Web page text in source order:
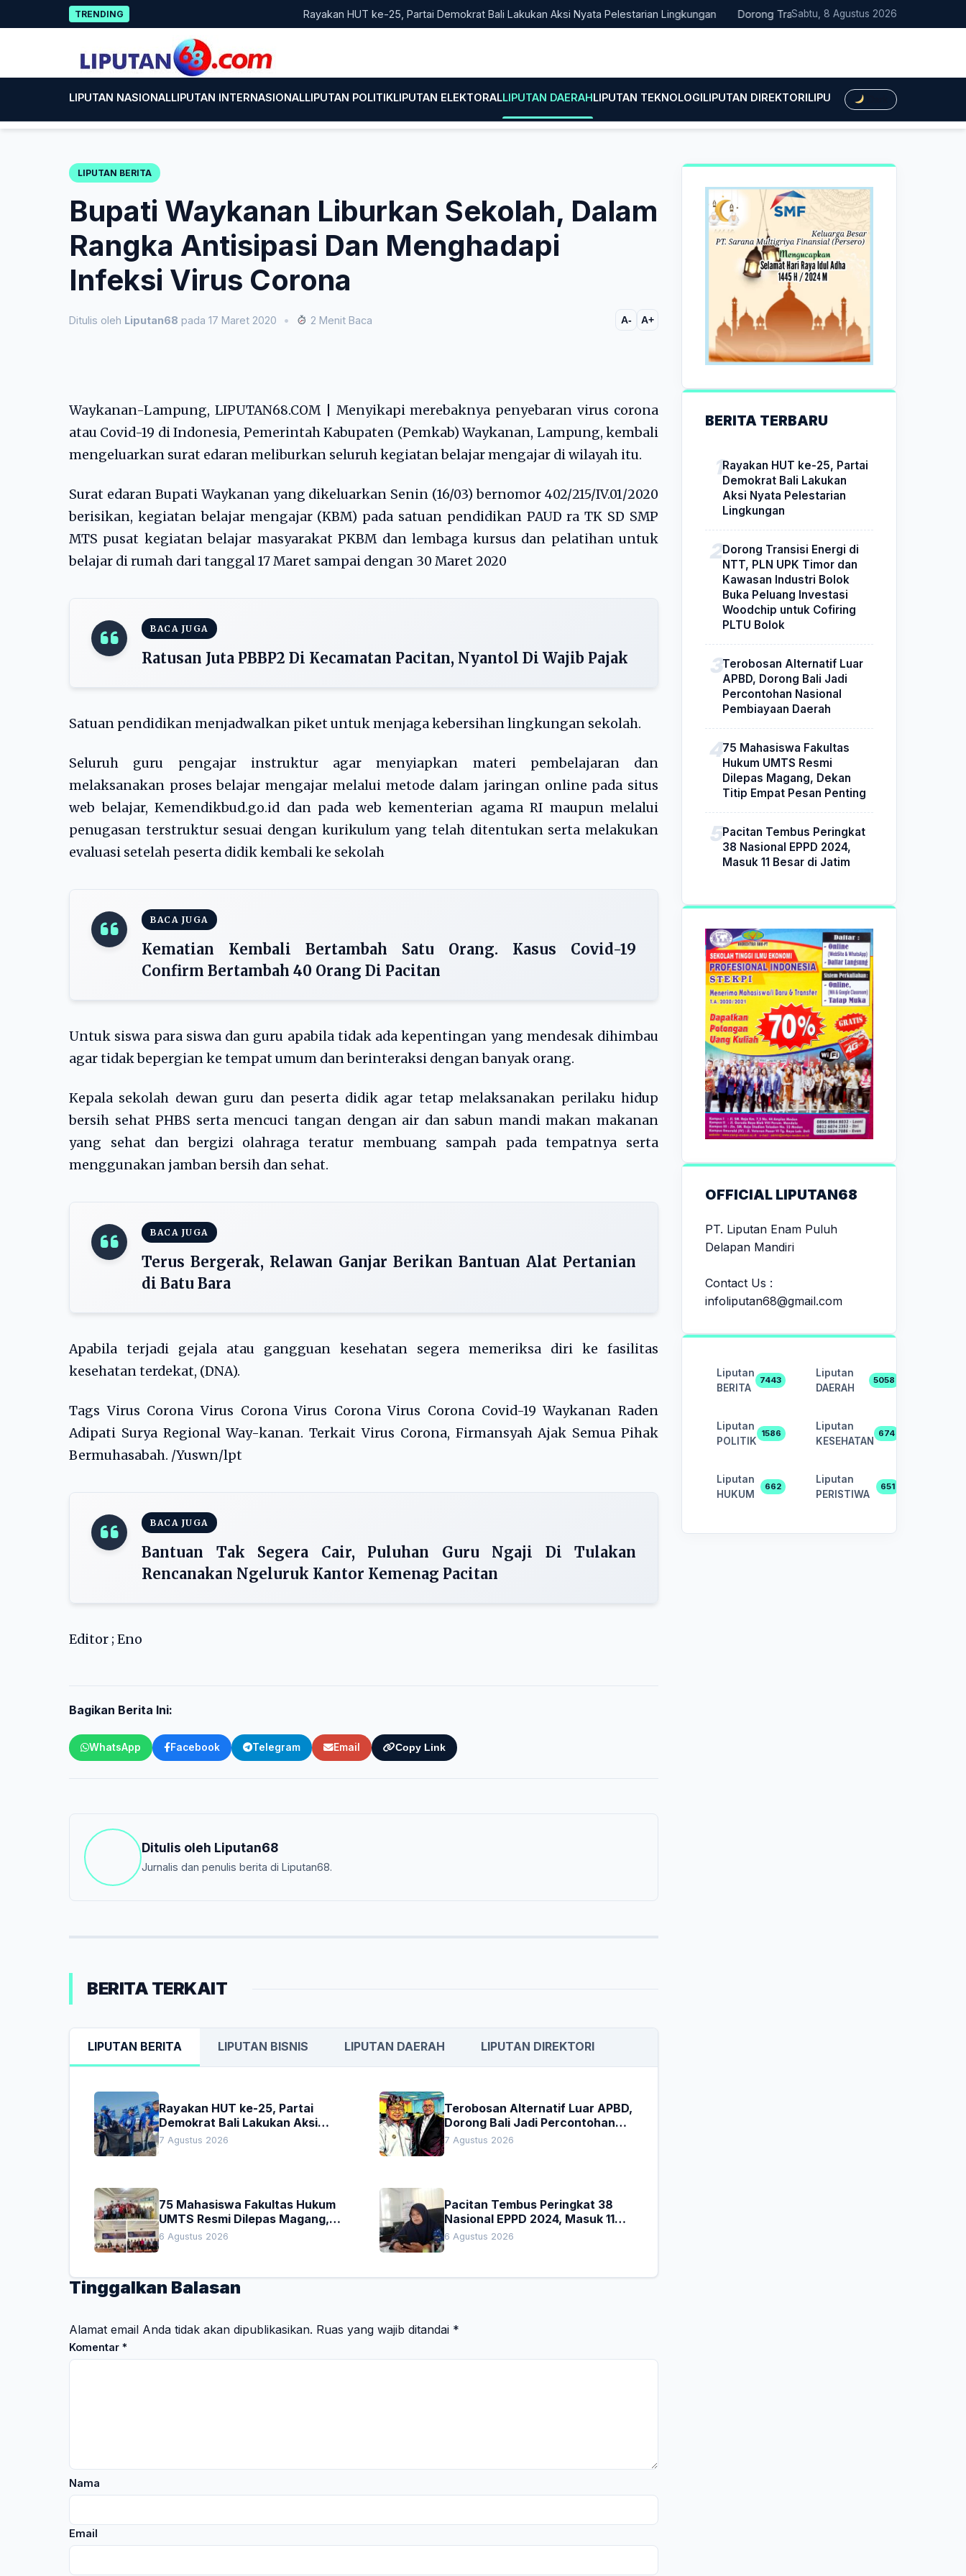
to
TRENDING Rayakan HUT ke-25, Partai Demokrat Bali Lakukan Aksi Nyata Pelestarian Lingkungan Dorong Transisi Energi di NTT, PLN UPK Timor dan
Sabtu, 8 Agustus 2026
LIPUTAN NASIONALLIPUTAN INTERNASIONALLIPUTAN POLITIKLIPUTAN ELEKTORALLIPUTAN DAERAHLIPUTAN TEKNOLOGILIPUTAN DIREKTORILIPUTAN HUKUMLIPUTAN
LIPUTAN BERITA
Bupati Waykanan Liburkan Sekolah, Dalam
Rangka Antisipasi Dan Menghadapi
Infeksi Virus Corona
Ditulis oleh Liputan68 pada 17 Maret 2020 • 2 Menit Baca A- A+
Waykanan-Lampung, LIPUTAN68.COM | Menyikapi merebaknya penyebaran virus corona
atau Covid-19 di Indonesia, Pemerintah Kabupaten (Pemkab) Waykanan, Lampung, kembali
mengeluarkan surat edaran meliburkan seluruh kegiatan belajar mengajar di wilayah itu.
Surat edaran Bupati Waykanan yang dikeluarkan Senin (16/03) bernomor 402/215/IV.01/2020
berisikan, kegiatan belajar mengajar (KBM) pada satuan pendidikan PAUD ra TK SD SMP
MTS pusat kegiatan belajar masyarakat PKBM dan lembaga kursus dan pelatihan untuk
belajar di rumah dari tanggal 17 Maret sampai dengan 30 Maret 2020
BACA JUGA
Ratusan Juta PBBP2 Di Kecamatan Pacitan, Nyantol Di Wajib Pajak
Satuan pendidikan menjadwalkan piket untuk menjaga kebersihan lingkungan sekolah.
Seluruh guru pengajar instruktur agar menyiapkan materi pembelajaran dan
melaksanakan proses belajar mengajar melalui metode dalam jaringan online pada situs
web belajar, Kemendikbud.go.id dan pada web kementerian agama RI maupun melalui
penugasan terstruktur sesuai dengan kurikulum yang telah ditentukan serta melakukan
evaluasi setelah peserta didik kembali ke sekolah
BACA JUGA
Kematian Kembali Bertambah Satu Orang. Kasus Covid-19
Confirm Bertambah 40 Orang Di Pacitan
Untuk siswa para siswa dan guru apabila tidak ada kepentingan yang mendesak dihimbau
agar tidak bepergian ke tempat umum dan berinteraksi dengan banyak orang.
Kepala sekolah dewan guru dan peserta didik agar tetap melaksanakan perilaku hidup
bersih sehat PHBS serta mencuci tangan dengan air dan sabun mandi makan makanan
yang sehat dan bergizi olahraga teratur membuang sampah pada tempatnya serta
menggunakan jamban bersih dan sehat.
BACA JUGA
Terus Bergerak, Relawan Ganjar Berikan Bantuan Alat Pertanian
di Batu Bara
Apabila terjadi gejala atau gangguan kesehatan segera memeriksa diri ke fasilitas
kesehatan terdekat, (DNA).
Tags Virus Corona Virus Corona Virus Corona Virus Corona Covid-19 Waykanan Raden
Adipati Surya Regional Way-kanan. Terkait Virus Corona, Firmansyah Ajak Semua Pihak
Bermuhasabah. /Yuswn/lpt
BACA JUGA
Bantuan Tak Segera Cair, Puluhan Guru Ngaji Di Tulakan
Rencanakan Ngeluruk Kantor Kemenag Pacitan
Editor ; Eno
Bagikan Berita Ini:
WhatsApp Facebook Telegram Email Copy Link
Ditulis oleh Liputan68
Jurnalis dan penulis berita di Liputan68.
BERITA TERKAIT
LIPUTAN BERITA LIPUTAN BISNIS LIPUTAN DAERAH LIPUTAN DIREKTORI
Rayakan HUT ke-25, Partai
Demokrat Bali Lakukan Aksi
Nyata Pelestarian Lingkungan
7 Agustus 2026
Terobosan Alternatif Luar APBD,
Dorong Bali Jadi Percontohan
Nasional Pembiayaan Daerah
7 Agustus 2026
75 Mahasiswa Fakultas Hukum
UMTS Resmi Dilepas Magang,
Dekan Titip Empat Pesan
6 Agustus 2026
Pacitan Tembus Peringkat 38
Nasional EPPD 2024, Masuk 11
Besar di Jatim
6 Agustus 2026
Tinggalkan Balasan
Alamat email Anda tidak akan dipublikasikan. Ruas yang wajib ditandai *
Komentar *
Nama
Email
BERITA TERBARU
Rayakan HUT ke-25, Partai
Demokrat Bali Lakukan
Aksi Nyata Pelestarian
Lingkungan
Dorong Transisi Energi di
NTT, PLN UPK Timor dan
Kawasan Industri Bolok
Buka Peluang Investasi
Woodchip untuk Cofiring
PLTU Bolok
Terobosan Alternatif Luar
APBD, Dorong Bali Jadi
Percontohan Nasional
Pembiayaan Daerah
75 Mahasiswa Fakultas
Hukum UMTS Resmi
Dilepas Magang, Dekan
Titip Empat Pesan Penting
Pacitan Tembus Peringkat
38 Nasional EPPD 2024,
Masuk 11 Besar di Jatim
OFFICIAL LIPUTAN68
PT. Liputan Enam Puluh
Delapan Mandiri
Contact Us :
infoliputan68@gmail.com
Liputan
BERITA
7443
Liputan
DAERAH
5058
Liputan
POLITIK
1586
Liputan
KESEHATAN
674
Liputan
HUKUM
662
Liputan
PERISTIWA
651